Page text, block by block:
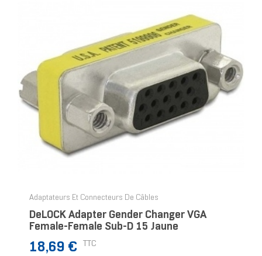
Adaptateurs Et Connecteurs De Câbles
DeLOCK Adapter Gender Changer VGA
Female-Female Sub-D 15 Jaune
Prix
18,69 € TTC